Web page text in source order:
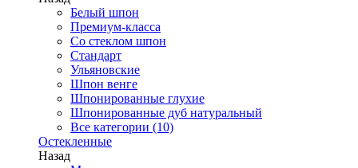
Белый шпон
Премиум-класса
Со стеклом шпон
Стандарт
Ульяновские
Шпон венге
Шпонированные глухие
Шпонированные дуб натуральный
Все категории (10)
Остекленные
Назад